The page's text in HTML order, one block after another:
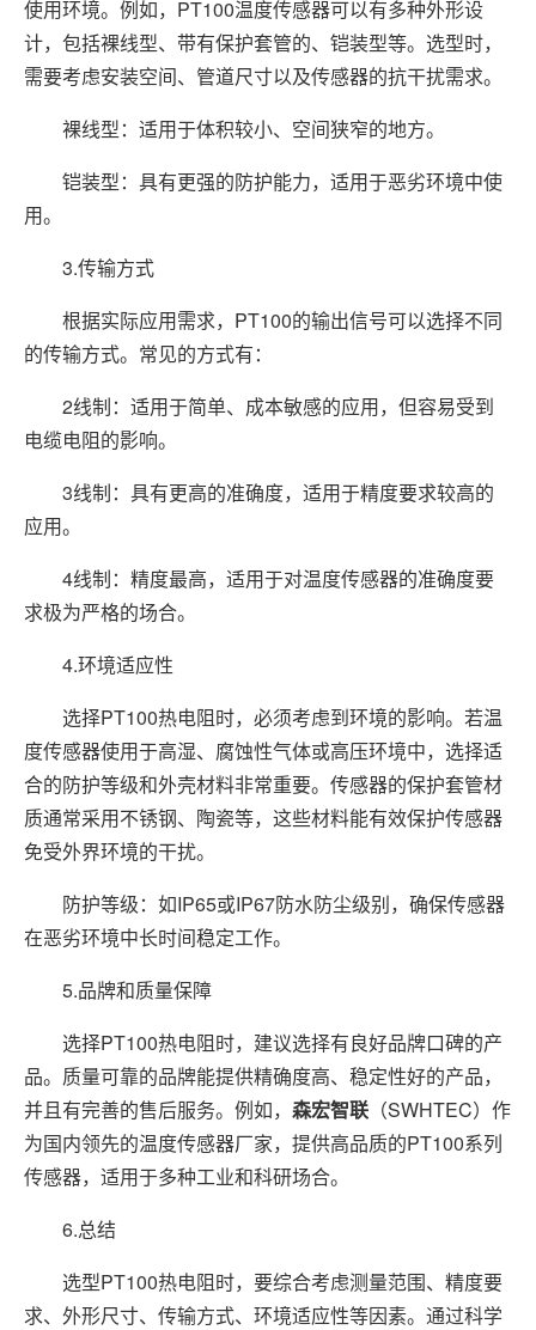
使用环境。例如，PT100温度传感器可以有多种外形设
计，包括裸线型、带有保护套管的、铠装型等。选型时，
需要考虑安装空间、管道尺寸以及传感器的抗干扰需求。
裸线型：适用于体积较小、空间狭窄的地方。
铠装型：具有更强的防护能力，适用于恶劣环境中使
用。
3.传输方式
根据实际应用需求，PT100的输出信号可以选择不同
的传输方式。常见的方式有：
2线制：适用于简单、成本敏感的应用，但容易受到
电缆电阻的影响。
3线制：具有更高的准确度，适用于精度要求较高的
应用。
4线制：精度最高，适用于对温度传感器的准确度要
求极为严格的场合。
4.环境适应性
选择PT100热电阻时，必须考虑到环境的影响。若温
度传感器使用于高湿、腐蚀性气体或高压环境中，选择适
合的防护等级和外壳材料非常重要。传感器的保护套管材
质通常采用不锈钢、陶瓷等，这些材料能有效保护传感器
免受外界环境的干扰。
防护等级：如IP65或IP67防水防尘级别，确保传感器
在恶劣环境中长时间稳定工作。
5.品牌和质量保障
选择PT100热电阻时，建议选择有良好品牌口碑的产
品。质量可靠的品牌能提供精确度高、稳定性好的产品，
并且有完善的售后服务。例如， 森宏智联 （SWHTEC）作
为国内领先的温度传感器厂家，提供高品质的PT100系列
传感器，适用于多种工业和科研场合。
6.总结
选型PT100热电阻时，要综合考虑测量范围、精度要
求、外形尺寸、传输方式、环境适应性等因素。通过科学